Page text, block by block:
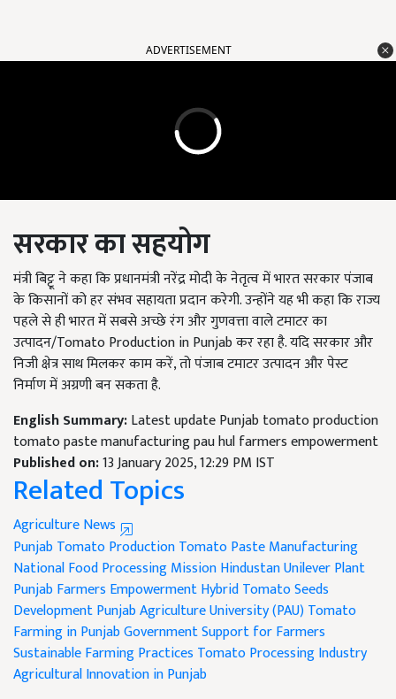
ADVERTISEMENT
सरकार का सहयोग
मंत्री बिट्टू ने कहा कि प्रधानमंत्री नरेंद्र मोदी के नेतृत्व में भारत सरकार पंजाब
के किसानों को हर संभव सहायता प्रदान करेगी. उन्होंने यह भी कहा कि राज्य
पहले से ही भारत में सबसे अच्छे रंग और गुणवत्ता वाले टमाटर का
उत्पादन/Tomato Production in Punjab कर रहा है. यदि सरकार और
निजी क्षेत्र साथ मिलकर काम करें, तो पंजाब टमाटर उत्पादन और पेस्ट
निर्माण में अग्रणी बन सकता है.
English Summary:Latest update Punjab tomato production
tomato paste manufacturing pau hul farmers empowerment
Published on:13 January 2025, 12:29 PM IST
Related Topics
Agriculture News
Punjab Tomato ProductionTomato Paste Manufacturing
National Food Processing MissionHindustan Unilever Plant
Punjab Farmers EmpowermentHybrid Tomato Seeds
DevelopmentPunjab Agriculture University (PAU)Tomato
Farming in PunjabGovernment Support for Farmers
Sustainable Farming Practices Tomato Processing Industry
Agricultural Innovation in Punjab